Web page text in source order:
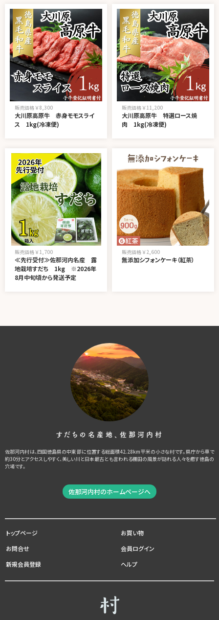
大川原高原牛 赤身モモスライ
ス 1kg(冷凍便)
販売価格 ￥8,300
大川原高原牛 特選ロース焼
肉 1kg(冷凍便)
販売価格 ￥11,200
≪先行受付≫佐那河内名産 露
地栽培すだち 1kg ※2026年
8月中旬頃から発送予定
販売価格 ￥1,700
無添加シフォンケーキ（紅茶）
販売価格 ￥2,600
すだちの名産地、佐那河内村
佐那河内村は、四国徳島県の中東部に位置する総面積42.28km平米の小さな村です。県庁から車で
約30分とアクセスしやすく、美しい川と日本最古とも言われる棚田の風景が訪れる人々を癒す徳島の
穴場です。
佐那河内村のホームページへ
トップページ
お買い物
お問合せ
会員ログイン
新規会員登録
ヘルプ